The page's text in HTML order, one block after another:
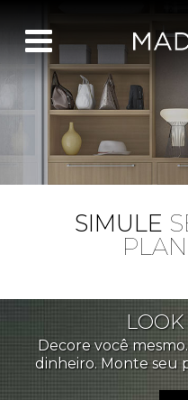
SIMULE
Decore você
dinheiro. Monte seu